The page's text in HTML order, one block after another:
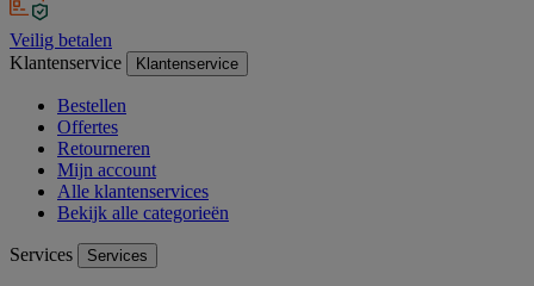
Veilig betalen
Klantenservice
Klantenservice
Bestellen
Offertes
Retourneren
Mijn account
Alle klantenservices
Bekijk alle categorieën
Services Services